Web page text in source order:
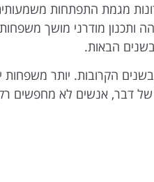
מגמת התפתחות
ותכנון מודרני מושך
הבאות.
הקרובות. יותר
של דבר, אנשים לא מחפשים